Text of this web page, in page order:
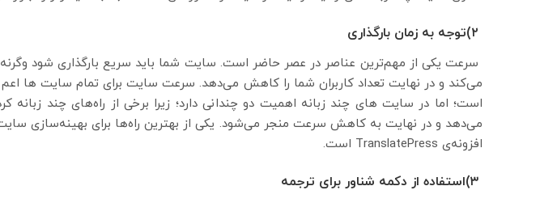
سرعت یکی از مهم‌ترین عناصر در عصر حاضر است. سایت شما باید سریع بارگذاری شود وگرنه
می‌کند و در نهایت تعداد کاربران شما را کاهش می‌دهد. سرعت سایت برای تمام سایت ها اعم
است؛ اما در سایت های چند زبانه اهمیت دو چندانی دارد؛ زیرا برخی از راه‌های چند زبانه
می‌دهد و در نهایت به کاهش سرعت منجر می‌شود. یکی از بهترین راه‌ها برای بهینه‌سازی سایت
افزونه‌ی TranslatePress است.